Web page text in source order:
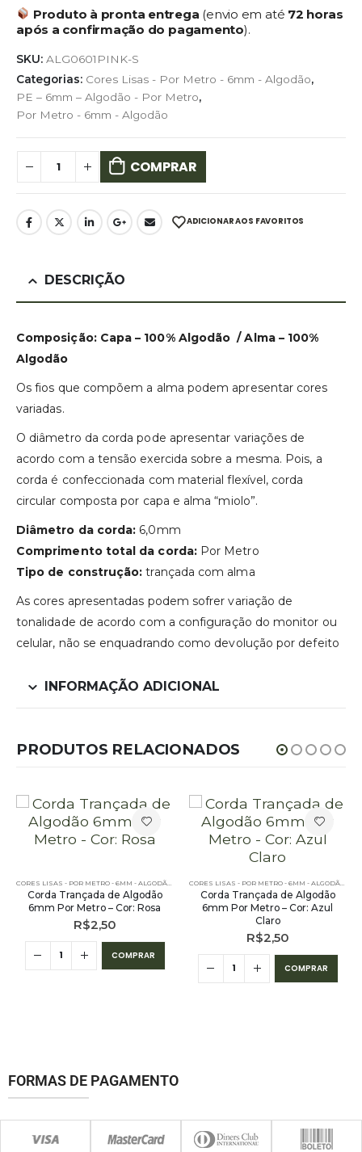
Produto à pronta entrega (envio em até 72 horas
após a confirmação do pagamento).
SKU: ALG0601PINK-S
Categorias: Cores Lisas - Por Metro - 6mm - Algodão,
PE – 6mm – Algodão - Por Metro,
Por Metro - 6mm - Algodão
COMPRAR
ADICIONAR AOS FAVORITOS
DESCRIÇÃO
Composição: Capa – 100% Algodão / Alma – 100%
Algodão
Os fios que compõem a alma podem apresentar cores
variadas.
O diâmetro da corda pode apresentar variações de
acordo com a tensão exercida sobre a mesma. Pois, a
corda é confeccionada com material flexível, corda
circular composta por capa e alma “miolo”.
Diâmetro da corda: 6,0mm
Comprimento total da corda:Por Metro
Tipo de construção: trançada com alma
As cores apresentadas podem sofrer variação de
tonalidade de acordo com a configuração do monitor ou
celular, não se enquadrando como devolução por defeito
INFORMAÇÃO ADICIONAL
PRODUTOS RELACIONADOS
- ALGODÃO
PE – 6MM – ALGODÃO - POR METRO, POR METRO - 6MM - ALGODÃOPE – 6MM – ALGODÃO - POR METRO, POR METRO -
Corda Trançada de Algodão
6mm Por Metro – Cor: Rosa
R$2,50
COMPRAR
Corda Trançada de Algodão
6mm Por Metro – Cor: Azul
Claro
R$2,50
COMPRAR
FORMAS DE PAGAMENTO